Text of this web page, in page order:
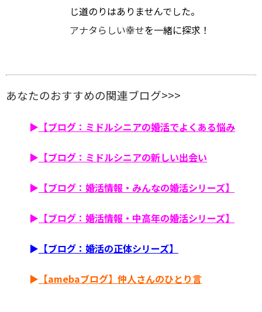
じ道のりはありませんでした。
アナタらしい幸せを一緒に探求！
あなたのおすすめの関連ブログ>>>
▶ 【ブログ：ミドルシニアの婚活でよくある悩み
▶ 【ブログ：ミドルシニアの新しい出会い
▶ 【ブログ：婚活情報・みんなの婚活シリーズ】
▶ 【ブログ：婚活情報・中高年の婚活シリーズ】
▶ 【ブログ：婚活の正体シリーズ】
▶ 【amebaブログ】仲人さんのひとり言